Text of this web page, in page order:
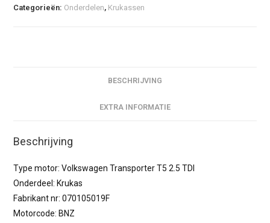
Categorieën: Onderdelen, Krukassen
BESCHRIJVING
EXTRA INFORMATIE
Beschrijving
Type motor: Volkswagen Transporter T5 2.5 TDI
Onderdeel: Krukas
Fabrikant nr: 070105019F
Motorcode: BNZ